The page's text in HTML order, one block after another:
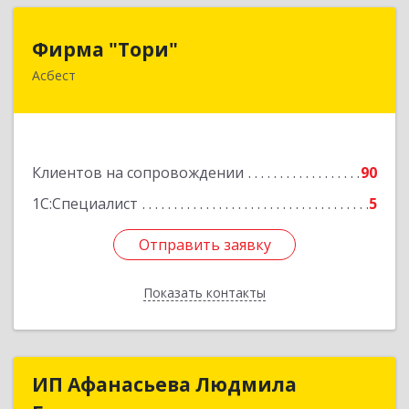
Фирма "Тори"
Асбест
Клиентов на сопровождении
90
1С:Специалист
5
Отправить заявку
Показать контакты
624286, Свердловская обл, Асбест г, Малышева
Отправить заявку
Назад
ИП Афанасьева Людмила
ИП Афанасьева Людмила